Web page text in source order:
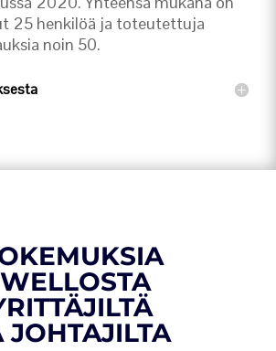
25 henkilöä ja toteutettuja
noin 50.
JOHTAJILTA